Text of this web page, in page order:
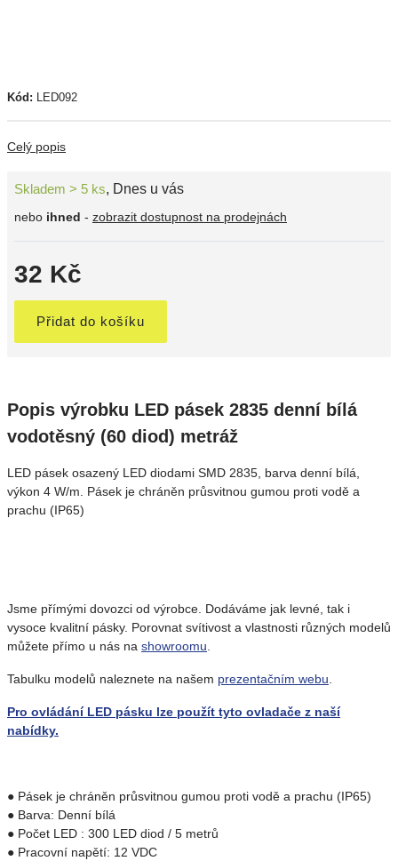
Kód: LED092
Celý popis
Skladem > 5 ks, Dnes u vás
nebo ihned - zobrazit dostupnost na prodejnách
32 Kč
Přidat do košíku
Popis výrobku LED pásek 2835 denní bílá
vodotěsný (60 diod) metráž
LED pásek osazený LED diodami SMD 2835, barva denní bílá,
výkon 4 W/m. Pásek je chráněn průsvitnou gumou proti vodě a
prachu (IP65)
Jsme přímými dovozci od výrobce. Dodáváme jak levné, tak i
vysoce kvalitní pásky. Porovnat svítivost a vlastnosti různých modelů
můžete přímo u nás na showroomu
Tabulku modelů naleznete na našem prezentačním webu
Pro ovládání LED pásku lze použít tyto ovladače z naší
nabídky.
● Pásek je chráněn průsvitnou gumou proti vodě a prachu (IP65)
● Barva: Denní bílá
● Počet LED : 300 LED diod / 5 metrů
● Pracovní napětí: 12 VDC